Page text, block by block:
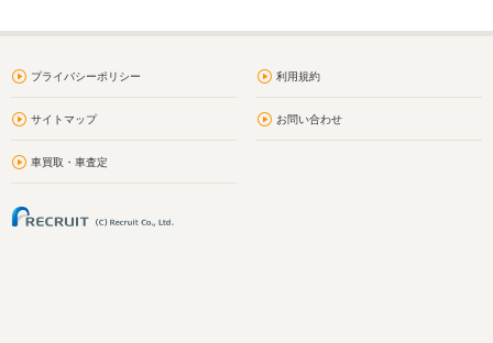
プライバシーポリシー 利用規約
サイトマップ お問い合わせ
車買取・車査定